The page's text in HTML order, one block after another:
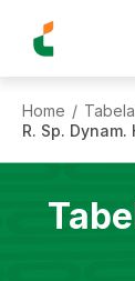
Home /
R. Sp. Dynam.